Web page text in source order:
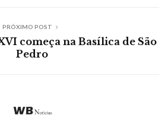
PRÓXIMO POST
começa na Basílica de São
Pedro